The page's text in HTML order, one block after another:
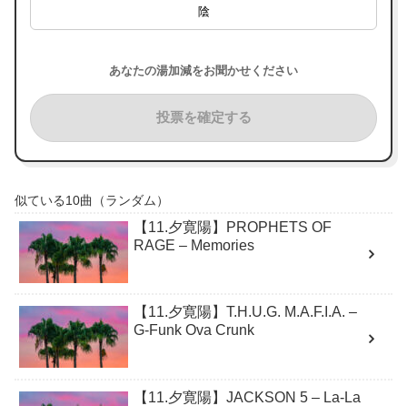
陰
あなたの湯加減をお聞かせください
投票を確定する
似ている10曲（ランダム）
【11.夕寛陽】PROPHETS OF
RAGE – Memories
【11.夕寛陽】T.H.U.G. M.A.F.I.A. –
G-Funk Ova Crunk
【11.夕寛陽】JACKSON 5 – La-La